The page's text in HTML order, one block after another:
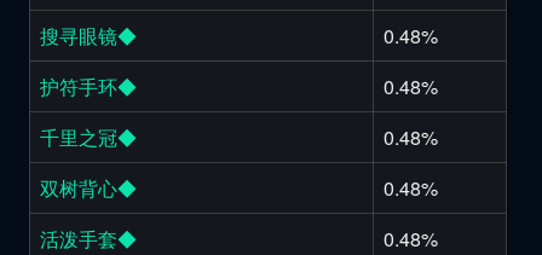
搜寻眼镜◆
0.48%
护符手环◆
0.48%
千里之冠◆
0.48%
双树背心◆
0.48%
活泼手套◆
0.48%